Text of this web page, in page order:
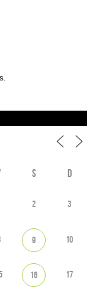
S D
2 3
9 10
16 17